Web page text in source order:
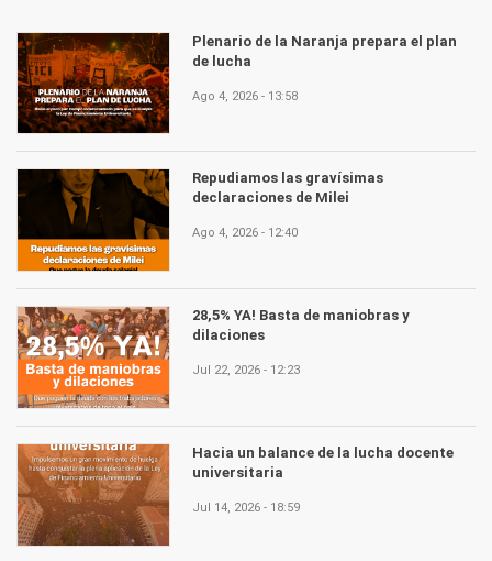
Plenario de la Naranja prepara el plan
de lucha
Ago 4, 2026 - 13:58
Repudiamos las gravísimas
declaraciones de Milei
Ago 4, 2026 - 12:40
28,5% YA! Basta de maniobras y
dilaciones
Jul 22, 2026 - 12:23
Hacia un balance de la lucha docente
universitaria
Jul 14, 2026 - 18:59